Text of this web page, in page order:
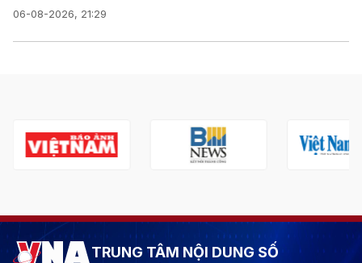
06-08-2026, 21:29
TRUNG TÂM NỘI DUNG SỐ